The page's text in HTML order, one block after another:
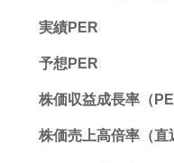
実績PER
予想PER
株価収益成長率（
株価売上高倍率（直